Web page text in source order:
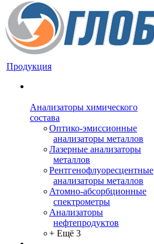
Продукция
Анализаторы химического
состава
Оптико-эмиссионные
анализаторы металлов
Лазерные анализаторы
металлов
Рентгенофлуоресцентные
анализаторы металлов
Атомно-абсорбционные
спектрометры
Анализаторы
нефтепродуктов
+ Ещё 3